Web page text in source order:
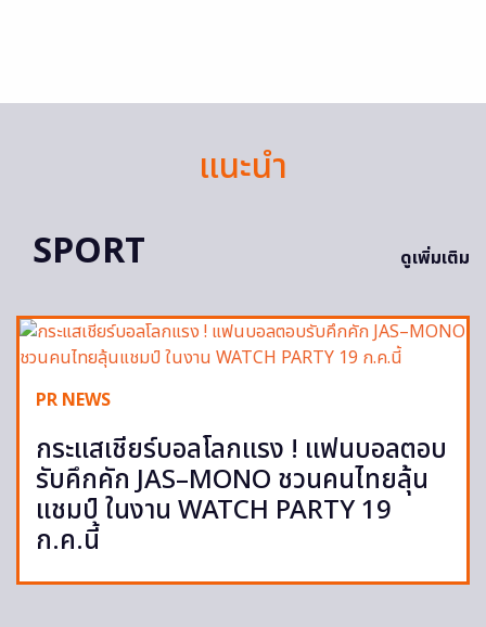
แนะนำ
SPORT
ดูเพิ่มเติม
PR NEWS
กระแสเชียร์บอลโลกแรง ! แฟนบอลตอบ
รับคึกคัก JAS–MONO ชวนคนไทยลุ้น
แชมป์ ในงาน WATCH PARTY 19
ก.ค.นี้